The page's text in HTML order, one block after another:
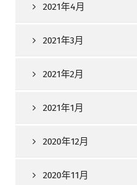
2021年4月
2021年3月
2021年2月
2021年1月
2020年12月
2020年11月